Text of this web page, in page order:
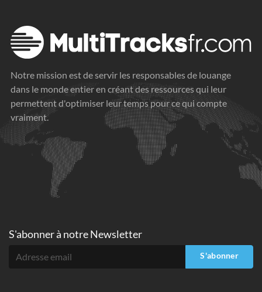
Notre mission est de servir les responsables de louange
dans le monde entier en créant des ressources qui leur
permettent d'optimiser leur temps pour ce qui compte
vraiment.
S'abonner à notre Newsletter
S'abonner